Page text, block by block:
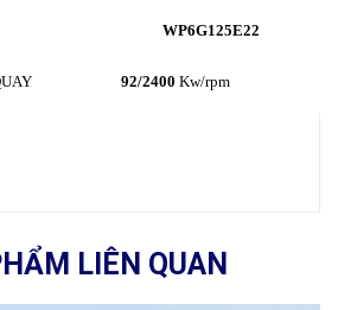
WP6G125E22
QUAY 92/2400 Kw/rpm
LIÊN QUAN